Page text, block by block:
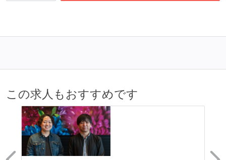
この求人もおすすめです